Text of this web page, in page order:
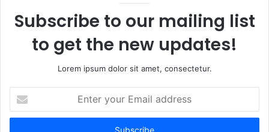
Subscribe to our mailing list
to get the new updates!
Lorem ipsum dolor sit amet, consectetur.
t